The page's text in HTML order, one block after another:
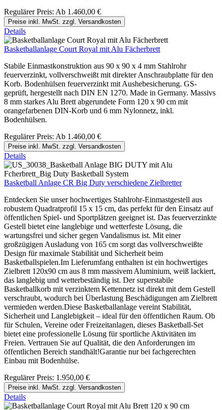
Regulärer Preis: Ab 1.460,00 €
Preise inkl. MwSt. zzgl. Versandkosten
Details
Basketballanlage Court Royal mit Alu Fächerbrett
Stabile Einmastkonstruktion aus 90 x 90 x 4 mm Stahlrohr
feuerverzinkt, vollverschweißt mit direkter Anschraubplatte für den
Korb. Bodenhülsen feuerverzinkt mit Aushebesicherung. GS-
geprüft, hergestellt nach DIN EN 1270. Made in Germany. Massivs
8 mm starkes Alu Brett abgerundete Form 120 x 90 cm mit
orangefarbenen DIN-Korb und 6 mm Nylonnetz, inkl.
Bodenhülsen.
Regulärer Preis: Ab 1.460,00 €
Preise inkl. MwSt. zzgl. Versandkosten
Details
Basketball Anlage CR Big Duty verschiedene Zielbretter
Entdecken Sie unser hochwertiges Stahlrohr-Einmastgestell aus
robustem Quadratprofil 15 x 15 cm, das perfekt für den Einsatz auf
öffentlichen Spiel- und Sportplätzen geeignet ist. Das feuerverzinkte
Gestell bietet eine langlebige und wetterfeste Lösung, die
wartungsfrei und sicher gegen Vandalismus ist. Mit einer
großzügigen Ausladung von 165 cm sorgt das vollverschweißte
Design für maximale Stabilität und Sicherheit beim
Basketballspielen.Im Lieferumfang enthalten ist ein hochwertiges
Zielbrett 120x90 cm aus 8 mm massivem Aluminium, weiß lackiert,
das langlebig und wetterbeständig ist. Der superstabile
Basketballkorb mit verzinktem Kettennetz ist direkt mit dem Gestell
verschraubt, wodurch bei Überlastung Beschädigungen am Zielbrett
vermieden werden.Diese Basketballanlage vereint Stabilität,
Sicherheit und Langlebigkeit – ideal für den öffentlichen Raum. Ob
für Schulen, Vereine oder Freizeitanlagen, dieses Basketball-Set
bietet eine professionelle Lösung für sportliche Aktivitäten im
Freien. Vertrauen Sie auf Qualität, die den Anforderungen im
öffentlichen Bereich standhält!Garantie nur bei fachgerechten
Einbau mit Bodenhülse.
Regulärer Preis: 1.950,00 €
Preise inkl. MwSt. zzgl. Versandkosten
Details